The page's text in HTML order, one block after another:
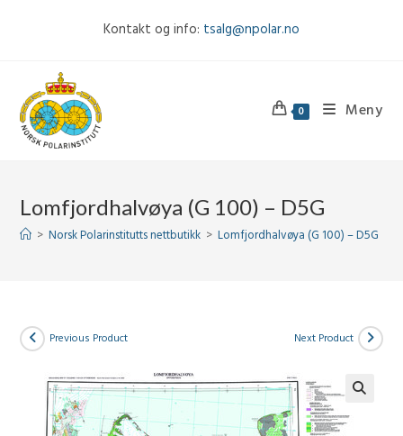
Kontakt og info: tsalg@npolar.no
0 Meny
Lomfjordhalvøya (G 100) – D5G
> Norsk Polarinstitutts nettbutikk > Lomfjordhalvøya (G 100) – D5G
Previous Product Next Product